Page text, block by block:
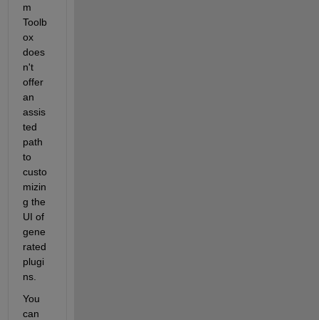
m
Toolb
ox
does
n't
offer
an
assis
ted
path
to
custo
mizin
g the
UI of
gene
rated
plugi
ns.
You
can